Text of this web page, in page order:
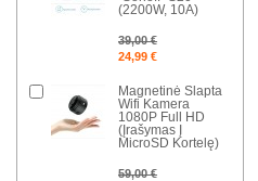
(2200W, 10A)
39,00 €
24,99 €
Magnetinė Slapta
Wifi Kamera
1080P Full HD
(Įrašymas Į
MicroSD Kortelę)
59,00 €